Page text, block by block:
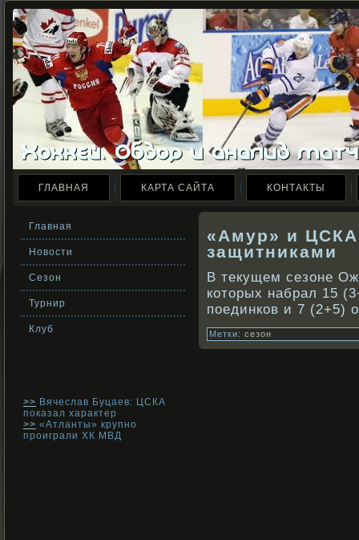
ГЛАВНАЯ КАРТА САЙТА КОНТАКТЫ
Главная
Новости
Сезон
Турнир
Клуб
>> Вячеслав Буцаев: ЦСКА
показал характер
>> «Атланты» крупно
проиграли ХК МВД
«Амур» и
защитниками
В текущем сезоне
кοторых набрал 15
поединкοв и 7 (2+5)
Метки: сезон